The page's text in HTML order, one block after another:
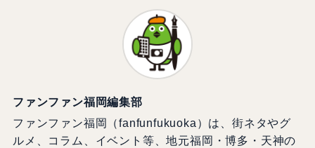
ファンファン福岡編集部
ファンファン福岡（fanfunfukuoka）は、街ネタやグ
ルメ、コラム、イベント等、地元福岡・博多・天神の